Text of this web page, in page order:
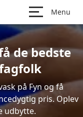
Menu
de bedste
på Fyn og få
pris. Oplev
udbytte.